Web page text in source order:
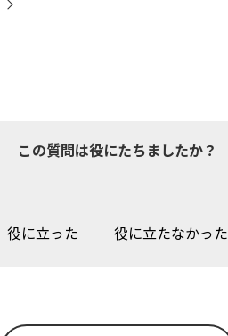
この質問は役にたちましたか？
役に立った 役に立たなかった